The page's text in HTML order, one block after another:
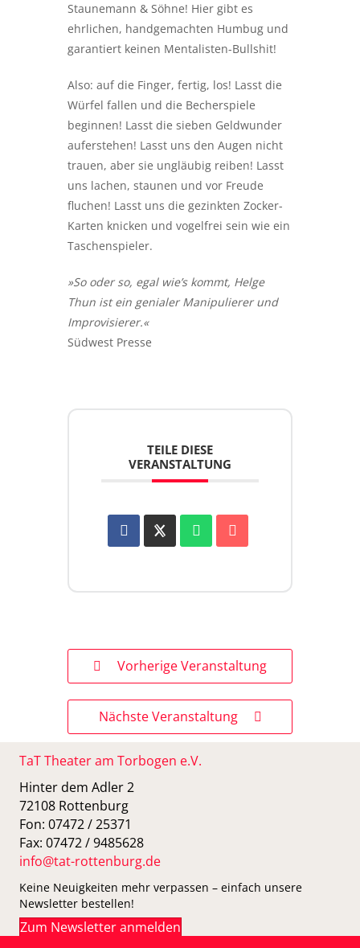
Staunemann & Söhne! Hier gibt es
ehrlichen, handgemachten Humbug und
garantiert keinen Mentalisten-Bullshit!
Also: auf die Finger, fertig, los! Lasst die
Würfel fallen und die Becherspiele
beginnen! Lasst die sieben Geldwunder
auferstehen! Lasst uns den Augen nicht
trauen, aber sie ungläubig reiben! Lasst
uns lachen, staunen und vor Freude
fluchen! Lasst uns die gezinkten Zocker-
Karten knicken und vogelfrei sein wie ein
Taschenspieler.
»So oder so, egal wie’s kommt, Helge
Thun ist ein genialer Manipulierer und
Improvisierer.«
Südwest Presse
TEILE DIESE
VERANSTALTUNG
Vorherige Veranstaltung
Nächste Veranstaltung
TaT Theater am Torbogen e.V.
Hinter dem Adler 2
72108 Rottenburg
Fon: 07472 / 25371
Fax: 07472 / 9485628
info@tat-rottenburg.de
Keine Neuigkeiten mehr verpassen – einfach unsere
Newsletter bestellen!
Zum Newsletter anmelden